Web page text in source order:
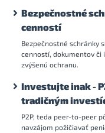
Bezpečnostné
cenností
Bezpečnostné schránky
cenností, dokumentov či
zvýšenú ochranu.
Investujte inak -
tradičným
P2P, teda peer-to-peer
navzájom požičiavať